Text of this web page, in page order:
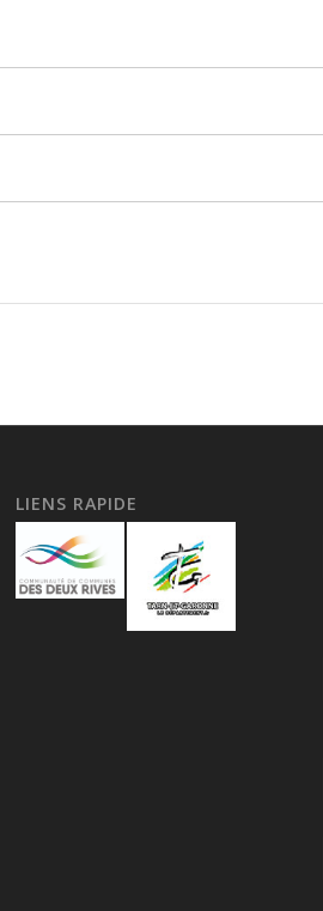
LIENS RAPIDE